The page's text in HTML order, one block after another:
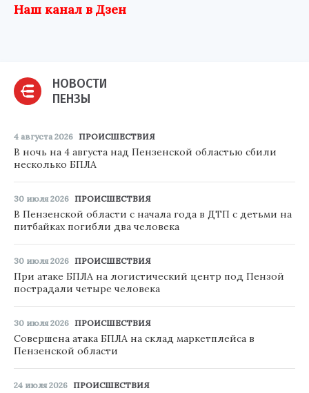
Наш канал в Дзен
НОВОСТИ
ПЕНЗЫ
4 августа 2026 ПРОИСШЕСТВИЯ
В ночь на 4 августа над Пензенской областью сбили
несколько БПЛА
30 июля 2026 ПРОИСШЕСТВИЯ
В Пензенской области с начала года в ДТП с детьми на
питбайках погибли два человека
30 июля 2026 ПРОИСШЕСТВИЯ
При атаке БПЛА на логистический центр под Пензой
пострадали четыре человека
30 июля 2026 ПРОИСШЕСТВИЯ
Совершена атака БПЛА на склад маркетплейса в
Пензенской области
24 июля 2026 ПРОИСШЕСТВИЯ